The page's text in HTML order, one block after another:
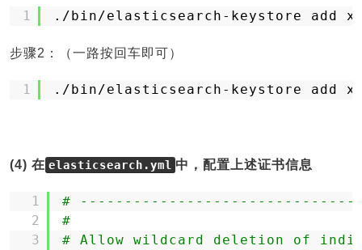
1 . /bin/elasticsearch-keystore add
步骤2：（一路按回车即可）
1 . /bin/elasticsearch-keystore add
(4) 在 elasticsearch.yml 中，配置上述证书信息
1
2
3
#
#
# Allow wildcard deletion of